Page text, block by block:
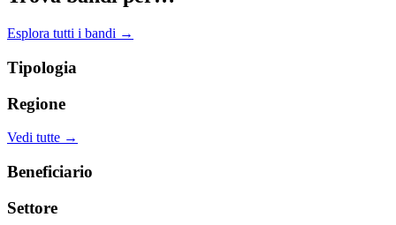
Esplora tutti i bandi →
Tipologia
Regione
Vedi tutte →
Beneficiario
Settore